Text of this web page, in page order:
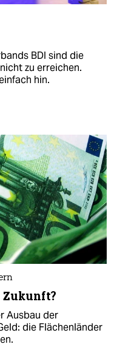
BDI sind die
zu erreichen.
hin.
Ausbau der
die Flächenländer